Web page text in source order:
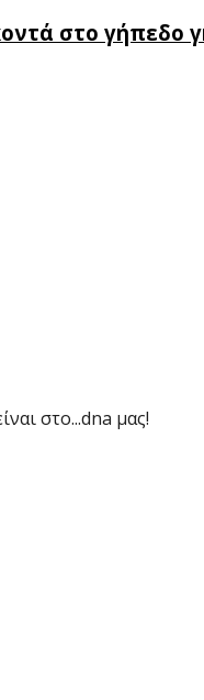
στο γήπεδο
στο...dna μας!